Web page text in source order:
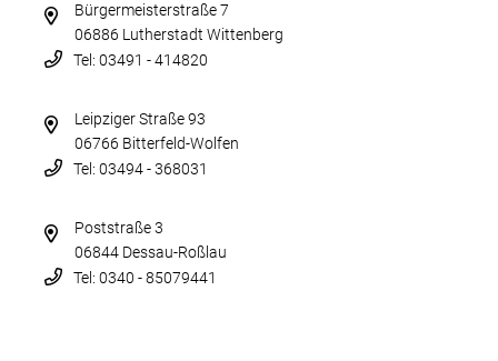
Bürgermeisterstraße 7
06886 Lutherstadt Wittenberg
Tel: 03491 - 414820
Leipziger Straße 93
06766 Bitterfeld-Wolfen
Tel: 03494 - 368031
Poststraße 3
06844 Dessau-Roßlau
Tel: 0340 - 85079441